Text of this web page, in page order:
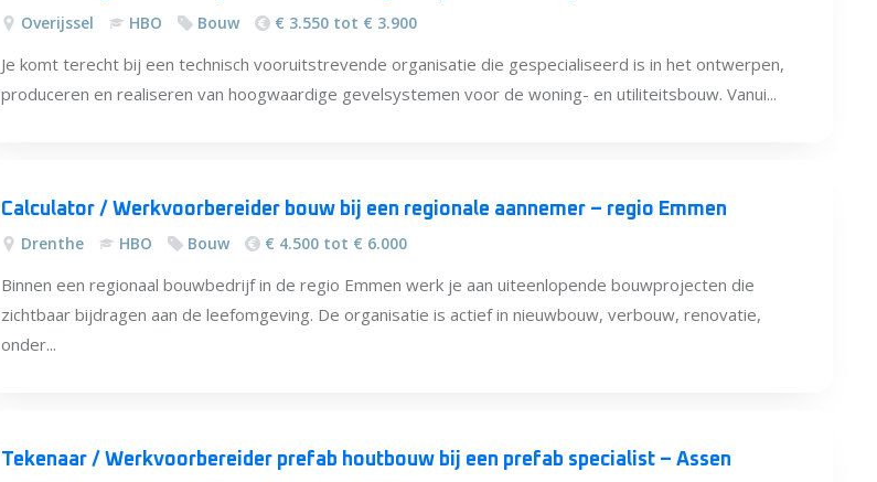
Overijssel HBO Bouw € 3.550 tot € 3.900
Je komt terecht bij een technisch vooruitstrevende organisatie die gespecialiseerd is in het ontwerpen,
produceren en realiseren van hoogwaardige gevelsystemen voor de woning- en utiliteitsbouw. Vanui...
Calculator / Werkvoorbereider bouw bij een regionale aannemer – regio Emmen
Drenthe HBO Bouw € 4.500 tot € 6.000
Binnen een regionaal bouwbedrijf in de regio Emmen werk je aan uiteenlopende bouwprojecten die
zichtbaar bijdragen aan de leefomgeving. De organisatie is actief in nieuwbouw, verbouw, renovatie,
onder...
Tekenaar / Werkvoorbereider prefab houtbouw bij een prefab specialist – Assen